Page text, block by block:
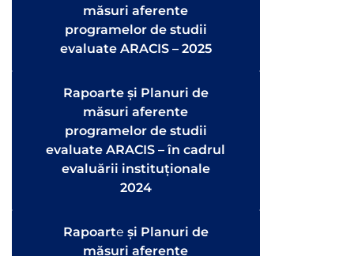
măsuri aferente
programelor de studii
evaluate ARACIS – 2025
Rapoarte și Planuri de
măsuri aferente
programelor de studii
evaluate ARACIS – în cadrul
evaluării instituționale
2024
Rapoarte și Planuri de
măsuri aferente